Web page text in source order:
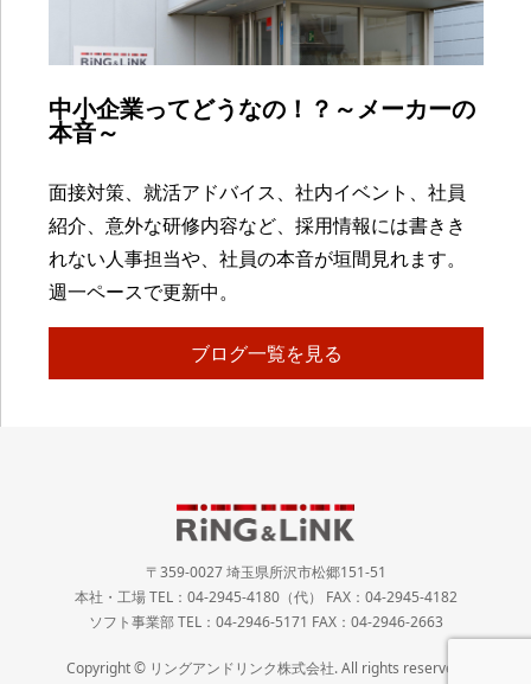
中小企業ってどうなの！？～メーカーの
本音～
面接対策、就活アドバイス、社内イベント、社員
紹介、意外な研修内容など、採用情報には書きき
れない人事担当や、社員の本音が垣間見れます。
週一ペースで更新中。
ブログ一覧を見る
〒359-0027 埼玉県所沢市松郷151-51
本社・工場 TEL：04-2945-4180（代） FAX：04-2945-4182
ソフト事業部 TEL：04-2946-5171 FAX：04-2946-2663
Copyright © リングアンドリンク株式会社. All rights reserved.